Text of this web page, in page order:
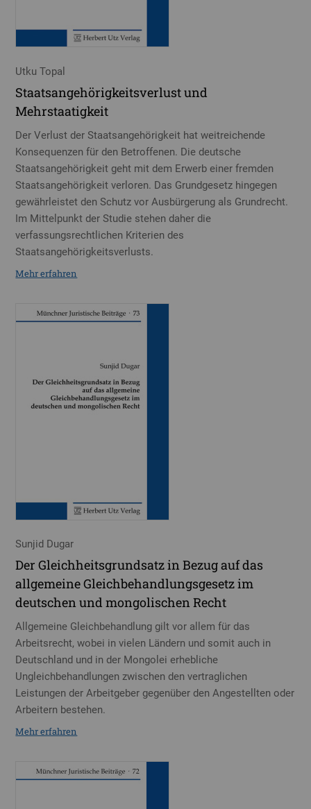
Utku Topal
Staatsangehörigkeitsverlust und
Mehrstaatigkeit
Der Verlust der Staatsangehörigkeit hat weitreichende
Konsequenzen für den Betroffenen. Die deutsche
Staatsangehörigkeit geht mit dem Erwerb einer fremden
Staatsangehörigkeit verloren. Das Grundgesetz hingegen
gewährleistet den Schutz vor Ausbürgerung als Grundrecht.
Im Mittelpunkt der Studie stehen daher die
verfassungsrechtlichen Kriterien des
Staatsangehörigkeitsverlusts.
Mehr erfahren
Sunjid Dugar
Der Gleichheitsgrundsatz in Bezug auf das
allgemeine Gleichbehandlungsgesetz im
deutschen und mongolischen Recht
Allgemeine Gleichbehandlung gilt vor allem für das
Arbeitsrecht, wobei in vielen Ländern und somit auch in
Deutschland und in der Mongolei erhebliche
Ungleichbehandlungen zwischen den vertraglichen
Leistungen der Arbeitgeber gegenüber den Angestellten oder
Arbeitern bestehen.
Mehr erfahren